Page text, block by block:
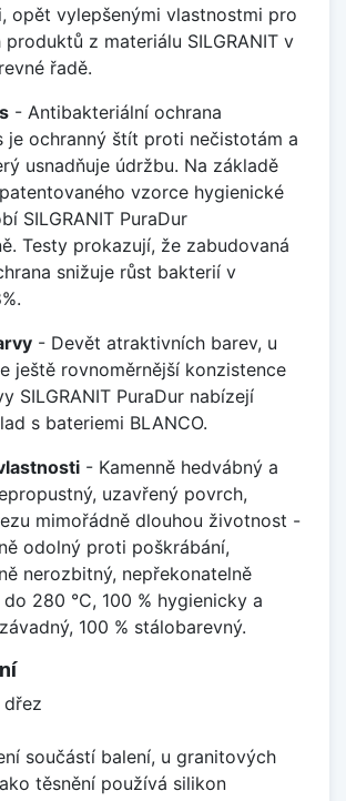
opět vylepšenými vlastnostmi pro
z materiálu SILGRANIT v
řadě.
- Antibakteriální ochrana
je ochranný štít proti nečistotám a
usnadňuje údržbu. Na základě
vzorce hygienické
SILGRANIT PuraDur
Testy prokazují, že zabudovaná
snižuje růst bakterií v
- Devět atraktivních barev, u
ještě rovnoměrnější konzistence
SILGRANIT PuraDur nabízejí
s bateriemi BLANCO.
- Kamenně hedvábný a
uzavřený povrch,
mimořádně dlouhou životnost -
odolný proti poškrábání,
nerozbitný, nepřekonatelně
280 °C, 100 % hygienicky a
100 % stálobarevný.
součástí balení, u granitových
těsnění používá silikon